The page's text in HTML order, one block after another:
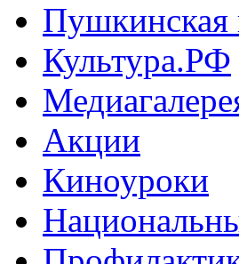
Пушкинская
Культура.РФ
Акции
Киноуроки